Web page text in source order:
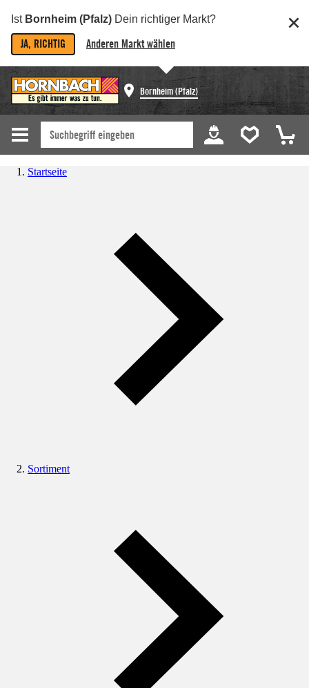
Ist Bornheim (Pfalz) Dein richtiger Markt?
JA, RICHTIG Anderen Markt wählen
Bornheim (Pfalz)
Startseite
Sortiment